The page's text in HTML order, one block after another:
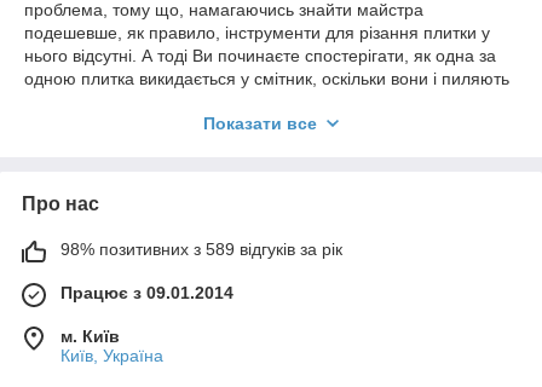
проблема, тому що, намагаючись знайти майстра
подешевше, як правило, інструменти для різання плитки у
нього відсутні. А тоді Ви починаєте спостерігати, як одна за
одною плитка викидається у смітник, оскільки вони і пиляють
придумують, відповідно вона тріскається і непридатна до
купити інструменти для різання плитки і бути спокійними, що
ремонт пройде без зайвих непередбачених витрат.
У нас Ви зможете придбати:
Плиткоріз (Favorit, Matrix, Truper, Topex, Yato);
Циркуль-склоріз;
Стеклодомкрат (Sparta, Matrix, Favorit);
Кусачки для плитки (Sparta);
Центробор;
Показати все
Про нас
98% позитивних з 589 відгуків за рік
Працює з 09.01.2014
м. Київ
Київ, Україна